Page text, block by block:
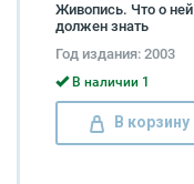
Живопись. Что о ней
должен знать
Елена Трибис
Год издания: 2003
В наличии 1
В корзину